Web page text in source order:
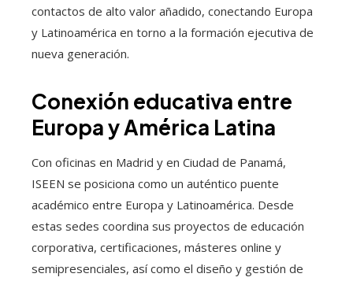
contactos de alto valor añadido, conectando Europa
y Latinoamérica en torno a la formación ejecutiva de
nueva generación.
Conexión educativa entre
Europa y América Latina
Con oficinas en Madrid y en Ciudad de Panamá,
ISEEN se posiciona como un auténtico puente
académico entre Europa y Latinoamérica. Desde
estas sedes coordina sus proyectos de educación
corporativa, certificaciones, másteres online y
semipresenciales, así como el diseño y gestión de